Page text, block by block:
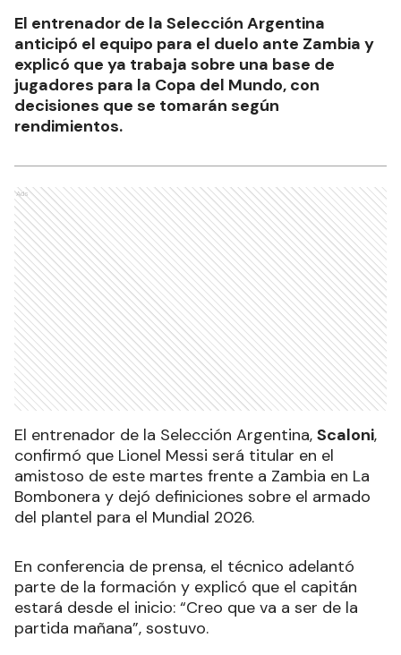
El entrenador de la Selección Argentina
anticipó el equipo para el duelo ante Zambia y
explicó que ya trabaja sobre una base de
jugadores para la Copa del Mundo, con
decisiones que se tomarán según
rendimientos.
Ads
El entrenador de la Selección Argentina, Scaloni,
confirmó que Lionel Messi será titular en el
amistoso de este martes frente a Zambia en La
Bombonera y dejó definiciones sobre el armado
del plantel para el Mundial 2026.
En conferencia de prensa, el técnico adelantó
parte de la formación y explicó que el capitán
estará desde el inicio: “Creo que va a ser de la
partida mañana”, sostuvo.